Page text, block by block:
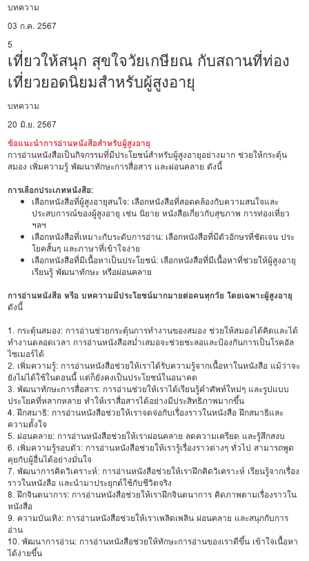
บทความ
03 ก.ค. 2567
5
เที่ยวให้สนุก สุขใจวัยเกษียณ กับสถานที่ท่อง
เที่ยวยอดนิยมสำหรับผู้สูงอายุ
บทความ
20 มิ.ย. 2567
ข้อแนะนำการอ่านหนังสือสำหรับผู้สูงอายุ
การอ่านหนังสือเป็นกิจกรรมที่มีประโยชน์สำหรับผู้สูงอายุอย่างมาก ช่วยให้กระตุ้น
สมอง เพิ่มความรู้ พัฒนาทักษะการสื่อสาร และผ่อนคลาย ดังนี้
การเลือกประเภทหนังสือ:
เลือกหนังสือที่ผู้สูงอายุสนใจ: เลือกหนังสือที่สอดคล้องกับความสนใจและ
ประสบการณ์ของผู้สูงอายุ เช่น นิยาย หนังสือเกี่ยวกับสุขภาพ การท่องเที่ยว
ฯลฯ
เลือกหนังสือที่เหมาะกับระดับการอ่าน: เลือกหนังสือที่มีตัวอักษรที่ชัดเจน ประ
โยคสั้นๆ และภาษาที่เข้าใจง่าย
เลือกหนังสือที่มีเนื้อหาเป็นประโยชน์: เลือกหนังสือที่มีเนื้อหาที่ช่วยให้ผู้สูงอายุ
เรียนรู้ พัฒนาทักษะ หรือผ่อนคลาย
การอ่านหนังสือ หรือ บทความมีประโยชน์มากมายต่อคนทุกวัย โดยเฉพาะผู้สูงอายุ
ดังนี้
1. กระตุ้นสมอง: การอ่านช่วยกระตุ้นการทำงานของสมอง ช่วยให้สมองได้คิดและได้
ทำงานตลอดเวลา การอ่านหนังสือสม่ำเสมอจะช่วยชะลอและป้องกันการเป็นโรคอัล
ไซเมอร์ได้
2. เพิ่มความรู้: การอ่านหนังสือช่วยให้เราได้รับความรู้จากเนื้อหาในหนังสือ แม้ว่าจะ
ยังไม่ได้ใช้ในตอนนี้ แต่ก็ยังคงเป็นประโยชน์ในอนาคต
3. พัฒนาทักษะการสื่อสาร: การอ่านช่วยให้เราได้เรียนรู้คำศัพท์ใหม่ๆ และรูปแบบ
ประโยคที่หลากหลาย ทำให้เราสื่อสารได้อย่างมีประสิทธิภาพมากขึ้น
4. ฝึกสมาธิ: การอ่านหนังสือช่วยให้เราจดจ่อกับเรื่องราวในหนังสือ ฝึกสมาธิและ
ความตั้งใจ
5. ผ่อนคลาย: การอ่านหนังสือช่วยให้เราผ่อนคลาย ลดความเครียด และรู้สึกสงบ
6. เพิ่มความรู้รอบตัว: การอ่านหนังสือช่วยให้เรารู้เรื่องราวต่างๆ ทั่วไป สามารถพูด
คุยกับผู้อื่นได้อย่างมั่นใจ
7. พัฒนาการคิดวิเคราะห์: การอ่านหนังสือช่วยให้เราฝึกคิดวิเคราะห์ เรียนรู้จากเรื่อง
ราวในหนังสือ และนำมาประยุกต์ใช้กับชีวิตจริง
8. ฝึกจินตนาการ: การอ่านหนังสือช่วยให้เราฝึกจินตนาการ คิดภาพตามเรื่องราวใน
หนังสือ
9. ความบันเทิง: การอ่านหนังสือช่วยให้เราเพลิดเพลิน ผ่อนคลาย และสนุกกับการ
อ่าน
10. พัฒนาการอ่าน: การอ่านหนังสือช่วยให้ทักษะการอ่านของเราดีขึ้น เข้าใจเนื้อหา
ได้ง่ายขึ้น